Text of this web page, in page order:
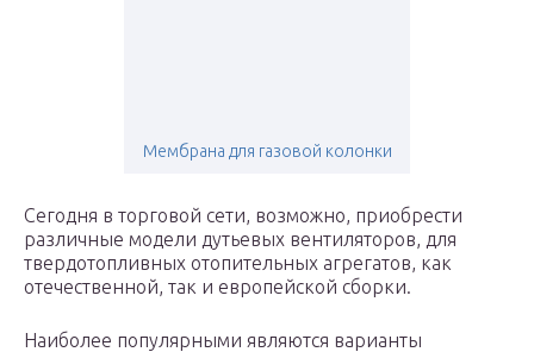
Мембрана для газовой колонки
Сегодня в торговой сети, возможно, приобрести
различные модели дутьевых вентиляторов, для
твердотопливных отопительных агрегатов, как
отечественной, так и европейской сборки.
Наиболее популярными являются варианты